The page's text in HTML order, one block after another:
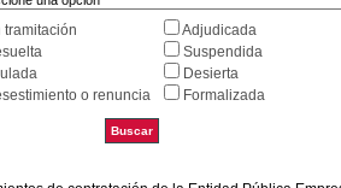
tramitación
Adjudicada
Suspendida
Desierta
o renuncia
Formalizada